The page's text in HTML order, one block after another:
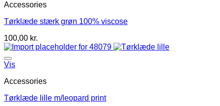
Accessories
Tørklæde stærk grøn 100% viscose
100,00 kr.
Vis
Accessories
Tørklæde lille m/leopard print